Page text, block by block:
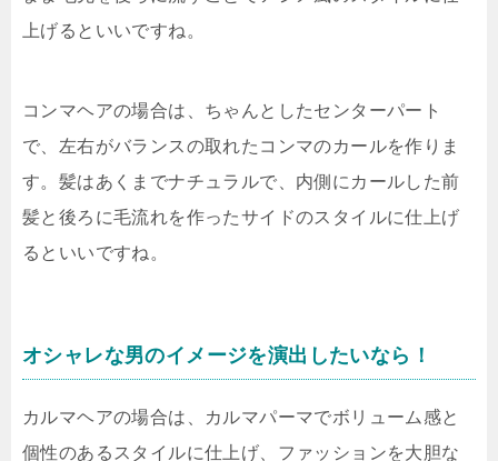
上げるといいですね。
コンマヘアの場合は、ちゃんとしたセンターパート
で、左右がバランスの取れたコンマのカールを作りま
す。髪はあくまでナチュラルで、内側にカールした前
髪と後ろに毛流れを作ったサイドのスタイルに仕上げ
るといいですね。
オシャレな男のイメージを演出したいなら！
カルマヘアの場合は、カルマパーマでボリューム感と
個性のあるスタイルに仕上げ、ファッションを大胆な